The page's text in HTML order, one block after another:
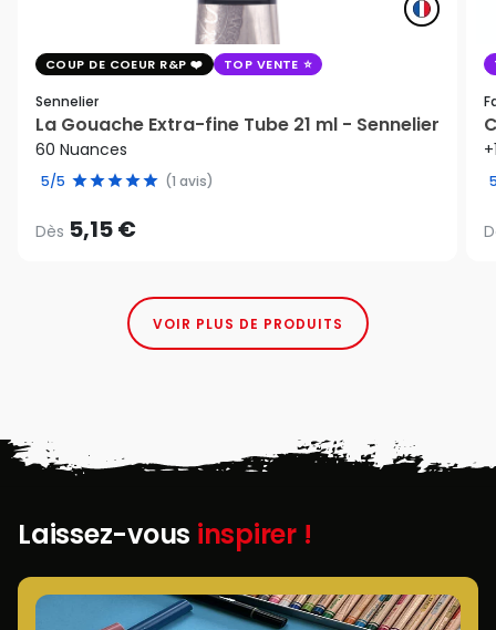
COUP DE COEUR R&P TOP VENTE
Sennelier
La Gouache Extra-fine Tube 21 ml - Sennelier
60 Nuances
5/5 (1 avis)
Dès 5,15 €
VOIR PLUS DE PRODUITS
Laissez-vous inspirer !